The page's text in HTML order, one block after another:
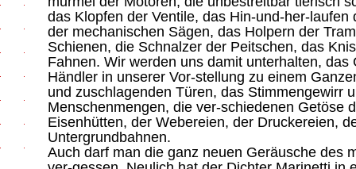
das Klopfen der Ventile, das Hin-und-her-laufen
der mechanischen Sägen, das Holpern der
Schienen, die Schnalzer der Peitschen, das
Fahnen. Wir werden uns damit unterhalten, das
Händler in unserer Vor-stellung zu einem
und zuschlagenden Türen, das Stimmengewirr
Menschenmengen, die ver-schiedenen Getöse
Eisenhütten, der Webereien, der Druckereien,
Untergrundbahnen.
Auch darf man die ganz neuen Geräusche des